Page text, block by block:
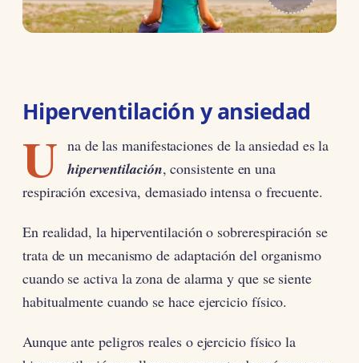
Hiperventilación y ansiedad
U na de las manifestaciones de la ansiedad es la
hiperventilación, consistente en una
respiración excesiva, demasiado intensa o frecuente.
En realidad, la hiperventilación o sobrerespiración se
trata de un mecanismo de adaptación del organismo
cuando se activa la zona de alarma y que se siente
habitualmente cuando se hace ejercicio físico.
Aunque ante peligros reales o ejercicio físico la